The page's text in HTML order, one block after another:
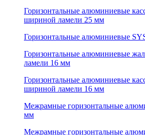
Горизонтальные алюминиевые
шириной ламели 25 мм
Горизонтальные алюминиевые
Горизонтальные алюминиевые
ламели 16 мм
Горизонтальные алюминиевые
шириной ламели 16 мм
Межрамные горизонтальные
мм
Межрамные горизонтальные